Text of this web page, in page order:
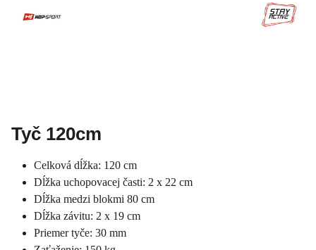
Tyč 120cm
Celková dĺžka: 120 cm
Dĺžka uchopovacej časti: 2 x 22 cm
Dĺžka medzi blokmi 80 cm
Dĺžka závitu: 2 x 19 cm
Priemer tyče: 30 mm